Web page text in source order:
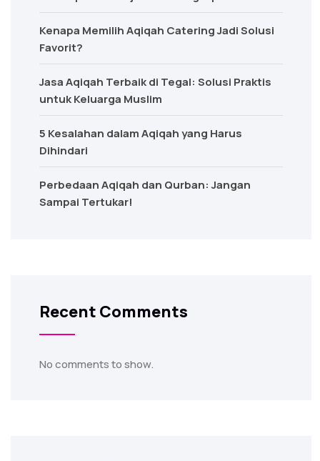
Kenapa Memilih Aqiqah Catering Jadi Solusi
Favorit?
Jasa Aqiqah Terbaik di Tegal: Solusi Praktis
untuk Keluarga Muslim
5 Kesalahan dalam Aqiqah yang Harus
Dihindari
Perbedaan Aqiqah dan Qurban: Jangan
Sampai Tertukar!
Recent Comments
No comments to show.